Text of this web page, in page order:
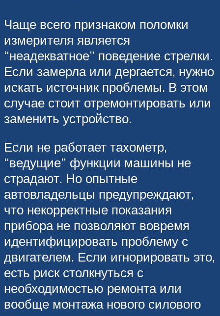
Чаще всего признаком поломки
измерителя является
“неадекватное” поведение стрелки.
Если замерла или дергается, нужно
искать источник проблемы. В этом
случае стоит отремонтировать или
заменить устройство.
Если не работает тахометр,
“ведущие” функции машины не
страдают. Но опытные
автовладельцы предупреждают,
что некорректные показания
прибора не позволяют вовремя
идентифицировать проблему с
двигателем. Если игнорировать это,
есть риск столкнуться с
необходимостью ремонта или
вообще монтажа нового силового